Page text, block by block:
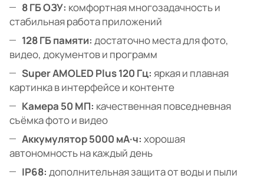
8 ГБ ОЗУ: комфортная многозадачность и
стабильная работа приложений
128 ГБ памяти: достаточно места для фото,
видео, документов и программ
Super AMOLED Plus 120 Гц: яркая и плавная
картинка в интерфейсе и контенте
Камера 50 МП: качественная повседневная
съёмка фото и видео
Аккумулятор 5000 мА·ч: хорошая
автономность на каждый день
IP68: дополнительная защита от воды и пыли